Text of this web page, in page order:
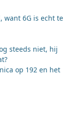
want 6G is echt te
steeds niet, hij
op 192 en het